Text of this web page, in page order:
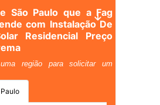
São Paulo que a Fag
com Instalação De
Residencial Preço
região para solicitar um